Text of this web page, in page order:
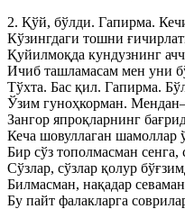
2. Қўй, бўлди. Гапирма.
Кўзингдаги тошни
Қуйилмоқда кундузнинг
Ичиб ташламасам мен уни
Тўхта. Бас қил. Гапирма.
Ўзим гуноҳкорман.
Зангор япроқларнинг
Кеча шовуллаган шамоллар
Бир сўз тополмасман сенга,
Сўзлар, сўзлар қолур
Билмасман, нақадар
Бу пайт фалакларга